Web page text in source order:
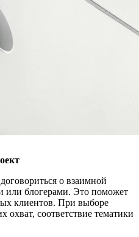
о взаимной
или блогерами. Это поможет
клиентов. При выборе
охват, соответствие тематики